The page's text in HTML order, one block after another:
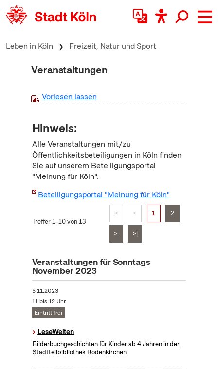
zum Inhalt springen
Leben in Köln Freizeit, Natur und Sport
Veranstaltungen
Vorlesen lassen
Hinweis:
Alle Veranstaltungen mit/zu
Öffentlichkeitsbeteiligungen in Köln finden
Sie auf unserem Beteiligungsportal
"Meinung für Köln".
Beteiligungsportal "Meinung für Köln"
Treffer 1–10 von 13
|< < 1 2
> >|
Veranstaltungen für Sonntags
November 2023
5.11.2023
11 bis 12 Uhr
Eintritt frei
LeseWelten
Bilderbuchgeschichten für Kinder ab 4 Jahren in der
Stadtteilbibliothek Rodenkirchen